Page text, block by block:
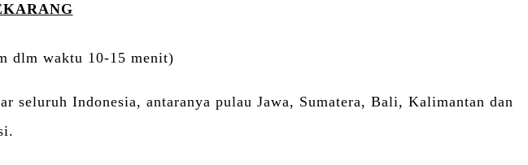
dlm waktu 10-15 menit)
Indonesia, antaranya pulau Jawa, Sumatera, Bali, Kalimantan dan